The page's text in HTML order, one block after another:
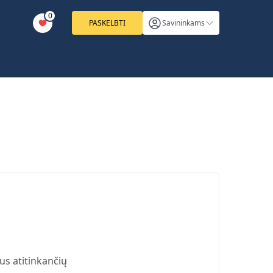
0
PASKELBTI Savininkams
atitinkančių